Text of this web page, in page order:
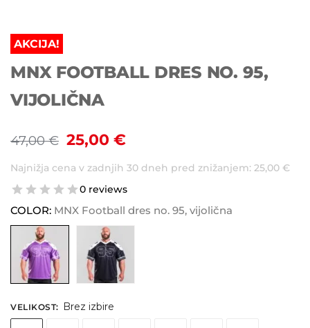
AKCIJA!
MNX FOOTBALL DRES NO. 95,
VIJOLIČNA
47,00€ 25,00 €
Najnižja cena v zadnjih 30 dneh pred znižanjem: 25,00 €
0 reviews
COLOR: MNX Football dres no. 95, vijolična
VELIKOST: Brez izbire